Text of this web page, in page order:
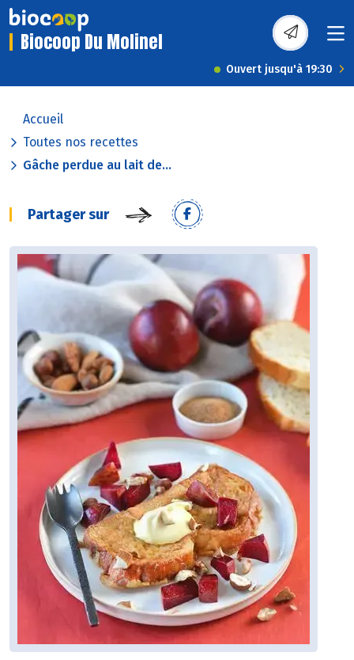
Biocoop Du Molinel
Ouvert jusqu'à 19:30
Accueil
Toutes nos recettes
Gâche perdue au lait de...
Partager sur